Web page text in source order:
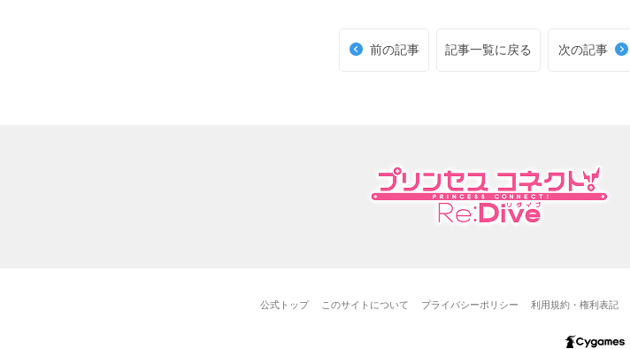
前の記事 記事一覧に戻る 次の記事
公式トップ このサイトについて プライバシーポリシー 利用規約・権利表記